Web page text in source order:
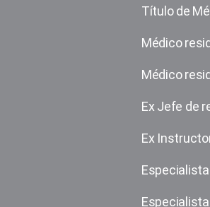
Título de
Médico
Médico
Ex Jefe de
Ex